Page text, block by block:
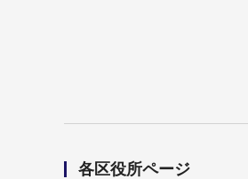
各区役所ページ